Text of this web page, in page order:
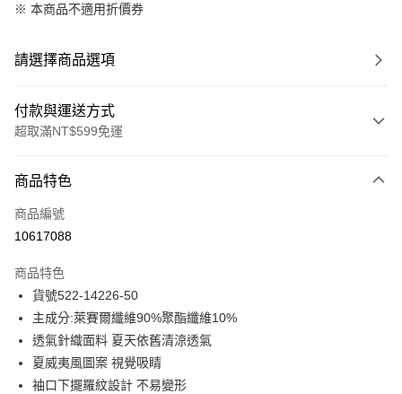
※ 本商品不適用折價券
請選擇商品選項
付款與運送方式
超取滿NT$599免運
信用卡一次付款
信用卡分期付款
合作金庫商業銀行
華南商業銀行
上海商業儲蓄銀行
台北富邦商業銀行
國泰世華商業銀行
臺灣中小企業銀行
匯豐（台灣）商業銀行
超商取貨付款
LINE Pay
Apple Pay
街口支付
商品特色
商品編號
10617088
商品特色
貨號522-14226-50
主成分:萊賽爾纖維90%聚酯纖維10%
透氣針織面料 夏天依舊清涼透氣
夏威夷風圖案 視覺吸睛
袖口下擺羅紋設計 不易變形